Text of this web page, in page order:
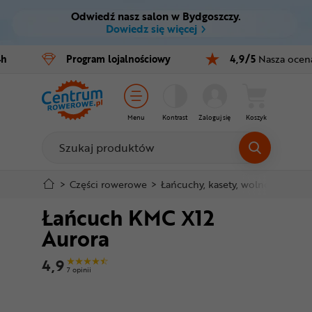
Ctrl M
Menu główne
Informacje o produkcie
Do koszyka
Szczegółowe informacje
Stopka
Mapa strony
Odwiedź nasz salon w Bydgoszczy.
Dowiedz się więcej
Program lojalnościowy 4,9/5 Nasza
Menu Kontrast Zaloguj się Koszyk
Rowery
E-bike
Części
Akcesoria
Odzież
Kaski
Buty
> Części rowerowe > Łańcuchy, kasety, wolnobiegi
Łańcuch KMC X12
Aurora
4,9 7 opinii